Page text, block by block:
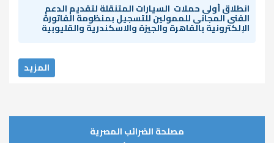
انطلاق أولى حملات السيارات المتنقلة لتقديم الدعم
الفنى المجانى للممولين للتسجيل بمنظومة الفاتورة
الإلكترونية بالقاهرة والجيزة والاسكندرية والقليوبية
المزيد
مصلحة الضرائب المصرية